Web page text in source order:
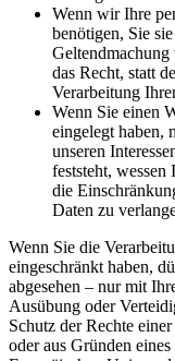
Wenn wir Ihre
benötigen, Sie
Geltendmachung
das Recht, statt
Verarbeitung
Wenn Sie einen
eingelegt haben,
unseren
feststeht, wessen
die
Daten zu
Wenn Sie die
eingeschränkt haben,
abgesehen – nur mit
Ausübung oder
Schutz der Rechte
oder aus Gründen